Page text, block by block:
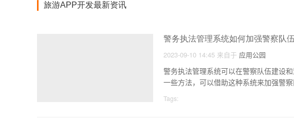
旅游APP开发最新资讯
警务执法管理系统如何加强警察队
2023-09-10 14:45 来自于 应用公园
警务执法管理系统可以在警察队伍建设
一些方法，可以借助这种系统来加强警察
Tags: